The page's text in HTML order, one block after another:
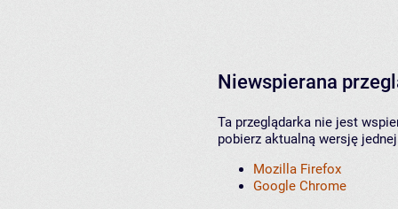
Niewspierana
Ta przeglądarka nie jest
pobierz aktualną wersję
Mozilla Firefox
Google Chrome